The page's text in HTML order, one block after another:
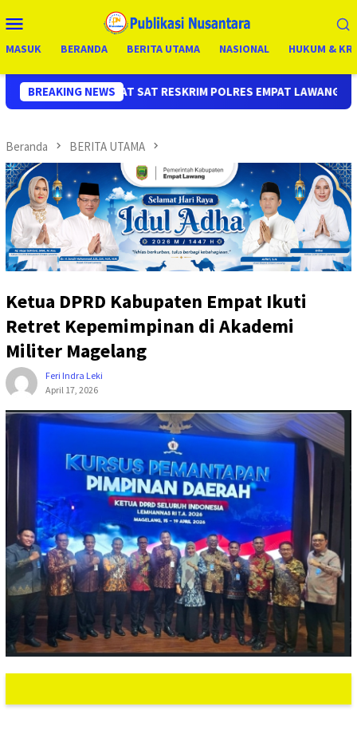
ke
Mobile
MASUK BERANDA BERITA UTAMA NASIONAL HUKUM &
BREAKING NEWS
POLRES EMPAT LAWANG, UNGKAP KASUS CURAS SPBU
Beranda BERITA UTAMA
Ketua DPRD Kabupaten Empat Ikuti
Retret Kepemimpinan di Akademi
Militer Magelang
Feri Indra Leki
April 17, 2026